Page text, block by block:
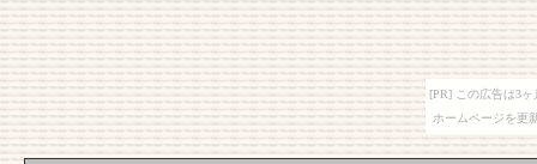
[PR] この広告は3
ホームページを更